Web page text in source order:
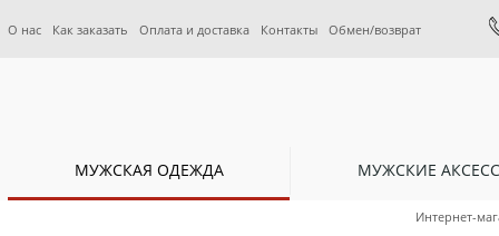
О нас Как заказать Оплата и доставка Контакты Обмен/возврат
МУЖСКАЯ ОДЕЖДА МУЖСКИЕ
Интернет-